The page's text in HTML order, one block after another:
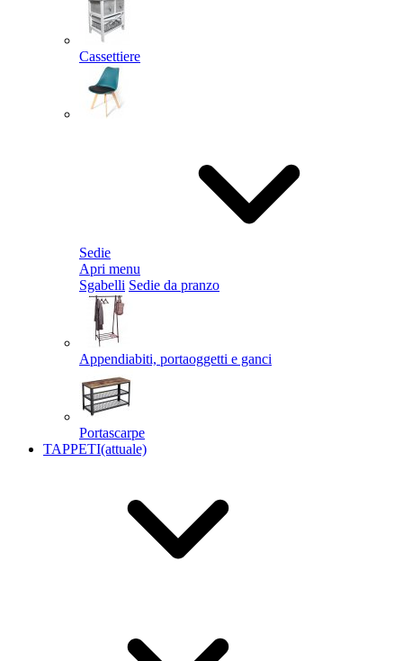
Cassettiere
Sedie
Apri menu
Sgabelli Sedie da pranzo
Appendiabiti, portaoggetti e ganci
Portascarpe
TAPPETI(attuale)